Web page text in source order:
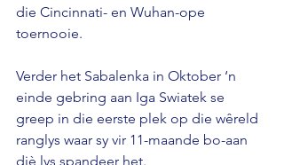
die Cincinnati- en Wuhan-ope
toernooie.
Verder het Sabalenka in Oktober ‘n
einde gebring aan Iga Swiatek se
greep in die eerste plek op die wêreld
ranglys waar sy vir 11-maande bo-aan
diè lys spandeer het.